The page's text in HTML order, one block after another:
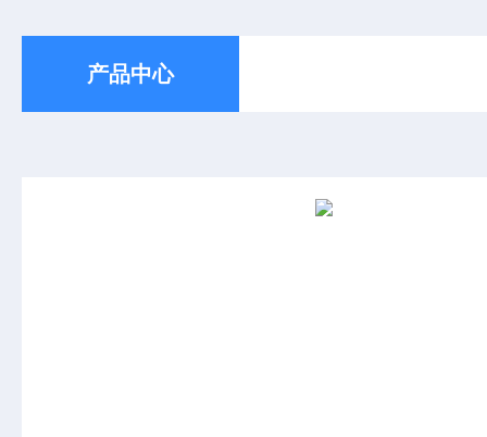
产品中心